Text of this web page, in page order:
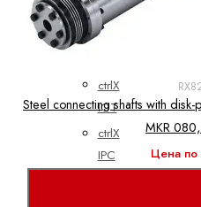
DRIVE
ctrlX
ctrlX
IOT
ctrlX
IPC
Steel connecting shafts with
MKR
Цена по